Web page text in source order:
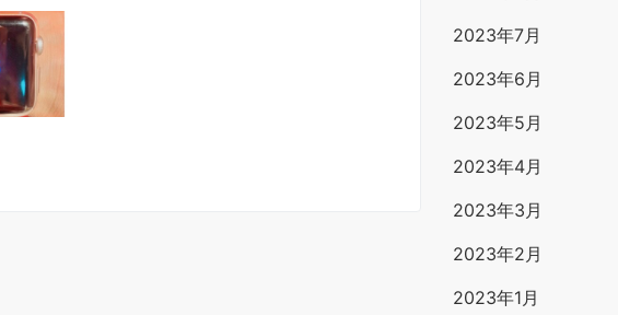
2023年7月
2023年6月
2023年5月
2023年4月
2023年3月
2023年2月
2023年1月